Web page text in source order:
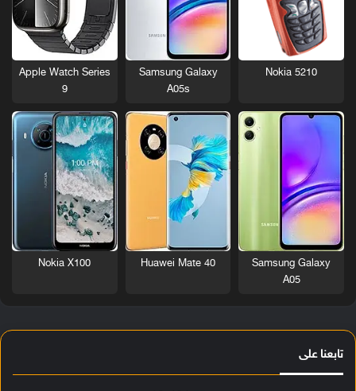
Nokia 5210
Samsung Galaxy
A05s
Apple Watch Series
9
Samsung Galaxy
A05
Huawei Mate 40
Nokia X100
تابعنا على